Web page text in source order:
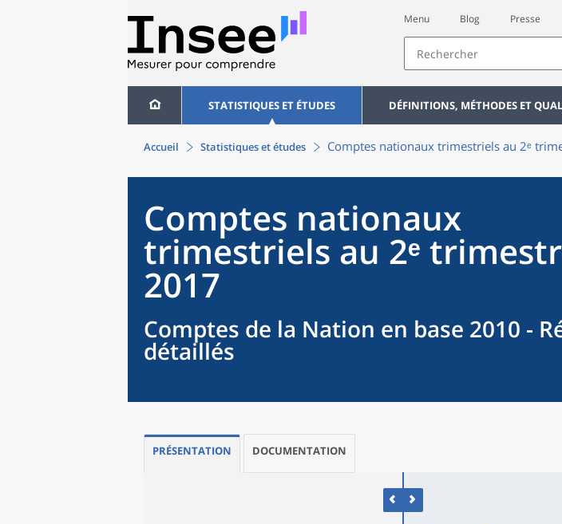
Menu Blog Presse
STATISTIQUES ET ÉTUDES DÉFINITIONS, MÉTHODES ET
Accueil Statistiques et études Comptes nationaux trimestriels au 2ᵉ
Comptes nationaux
trimestriels au 2ᵉ
2017
Comptes de la Nation en base 2010 -
détaillés
PRÉSENTATION DOCUMENTATION